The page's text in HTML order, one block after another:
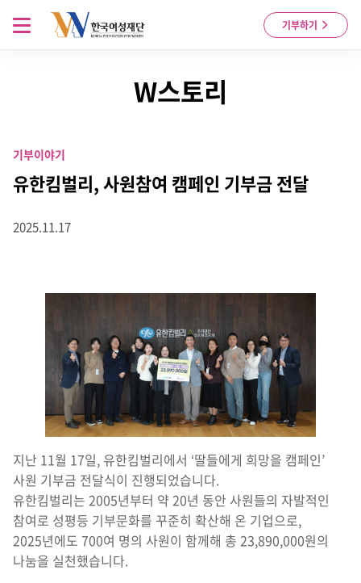
Skip to content
기부하기
메뉴 열기
W스토리
기부이야기
유한킴벌리, 사원참여 캠페인 기부금 전달
2025.11.17
지난 11월 17일, 유한킴벌리에서 ‘딸들에게 희망을 캠페인’
사원 기부금 전달식이 진행되었습니다.
유한킴벌리는 2005년부터 약 20년 동안 사원들의 자발적인
참여로 성평등 기부문화를 꾸준히 확산해 온 기업으로,
2025년에도 700여 명의 사원이 함께해 총 23,890,000원의
나눔을 실천했습니다.